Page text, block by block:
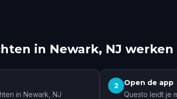
in Newark, NJ werken
in Newark, NJ
2 Open de app
Questo leidt je